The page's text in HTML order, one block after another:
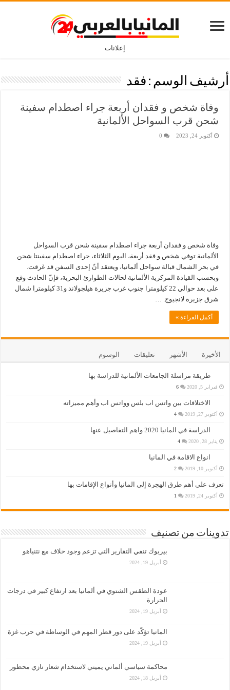
إعلانات
أرشيف الوسم : فقد
وفاة شخص و فقدان أربعة جراء اصطدام سفينة
شحن قرب السواحل الألمانية
أكتوبر 24, 2023 0
وفاة شخص و فقدان أربعة جراء اصطدام سفينة شحن قرب السواحل
الألمانية توفي شخص و فقد أربعة، اليوم الثلاثاء، جراء اصطدام سفينتا شحن
في بحر الشمال قبالة سواحل ألمانيا، ويعتقد أنّ إحدى السفن قد غرقت.
وبحسب القيادة المركزية الألمانية لحالات الطوارئ البحرية، فإنّ الحادث وقع
على بعد حوالي 22 كيلومترا جنوب غرب جزيرة هيلجولاند و31 كيلومترا شمال
شرق جزيرة لانجيوج. …
أكمل القراءة »
الأخيرة الأشهر تعليقات الوسوم
طريقة مراسلة الجامعات الألمانية للدراسة بها
فبراير 5, 2020 6
الاختلافات بين واتس اب بلس وواتس اب وأهم مميزاته
أكتوبر 27, 2019 4
الدراسة في المانيا 2020 واهم التفاصيل عنها
يناير 28, 2020 4
انواع الاقامة في المانيا
أكتوبر 10, 2019 2
تعرف على أهم طرق الهجرة إلى المانيا وأنواع الإقامات بها
أكتوبر 24, 2019 1
تدوينات من تصنيف
بيربوك تنفي التقارير التي تزعم وجود خلاف مع نتنياهو
أبريل 19, 2024
عودة الطقس الشتوي في ألمانيا بعد ارتفاع كبير في درجات
الحرارة
أبريل 19, 2024
المانيا تؤكّد على دور قطر المهم في الوساطة في حرب غزة
أبريل 19, 2024
محاكمة سياسي ألماني يميني لاستخدام شعار نازي محظور
أبريل 18, 2024